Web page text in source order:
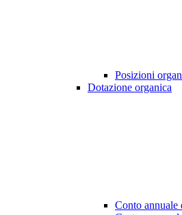
Posizioni
Dotazione organica
Conto annuale